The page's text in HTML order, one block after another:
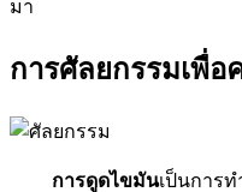
มา
การศัลยกรรมเพื่อ
การดูดไขมันเป็นการ